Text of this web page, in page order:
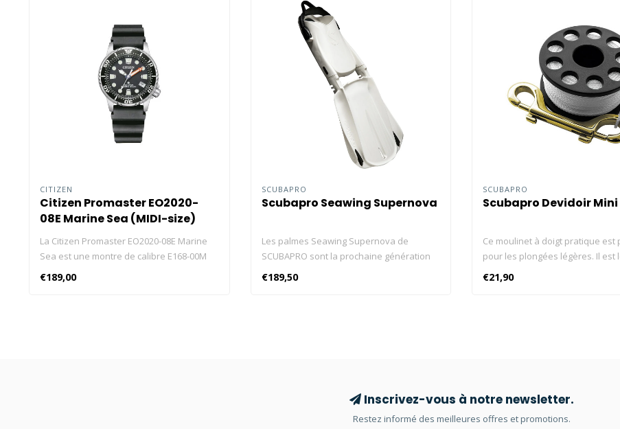
CITIZEN
Citizen Promaster EO2020-
08E Marine Sea (MIDI-size)
La Citizen Promaster EO2020-08E Marine
Sea est une montre de calibre E168-00M
avec indicateur de décharge de la batterie
et une réserve de marche de 180 jours.
€189,00
SCUBAPRO
Scubapro Seawing Supernova
Les palmes Seawing Supernova de
SCUBAPRO sont la prochaine génération
de palmes puissantes de SCUBAPRO. La
nouvelle Seawing Supernova, pour
(PCT), qui a déjà fait ses preuves,
fonctionne de concert avec le panneau
unique au milieu qui ajuste
€189,50
SCUBAPRO
Scubapro Devidoir Mini
Ce moulinet à doigt pratique est
pour les plongées légères. Il est
extrêmement compact, ce qui le
à ranger dans un gilet de
€21,90
Inscrivez-vous à notre newsletter.
Restez informé des meilleures offres et promotions.